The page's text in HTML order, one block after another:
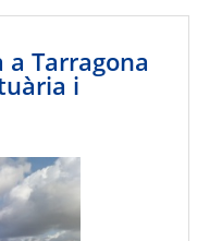
Tarragona
i